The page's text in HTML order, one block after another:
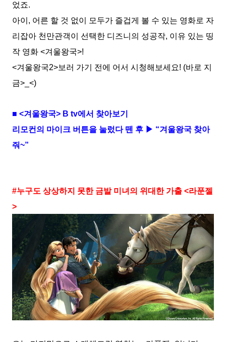
었죠.
아이, 어른 할 것 없이 모두가 즐겁게 볼 수 있는 영화로 자
리잡아 천만관객이 선택한 디즈니의 성공작, 이유 있는 띵
작 영화 <겨울왕국>!
<겨울왕국2>보러 가기 전에 어서 시청해보세요! (바로 지
금>_<)
■ <겨울왕국> B tv에서 찾아보기
리모컨의 마이크 버튼을 눌렀다 뗀 후 ▶ “겨울왕국 찾아
줘~”
#누구도 상상하지 못한 금발 미녀의 위대한 가출 <라푼젤
>